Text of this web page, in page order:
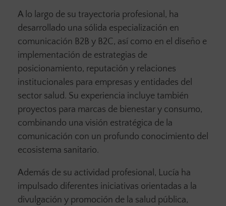
A lo largo de su trayectoria profesional, ha
desarrollado una sólida especialización en
comunicación B2B y B2C, así como en el diseño e
implementación de estrategias de
posicionamiento, reputación y relaciones
institucionales para empresas y entidades del
sector salud. Su experiencia incluye también
proyectos para marcas de bienestar y consumo,
combinando una visión estratégica de la
comunicación con un profundo conocimiento del
ecosistema sanitario.
Además de su actividad profesional, Lucía ha
impulsado diferentes iniciativas orientadas a la
divulgación y promoción de la salud pública,